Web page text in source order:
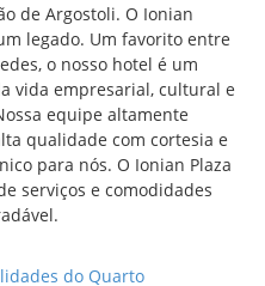
de Argostoli. O Ionian
legado. Um favorito entre
o nosso hotel é um
vida empresarial, cultural e
equipe altamente
qualidade com cortesia e
para nós. O Ionian Plaza
serviços e comodidades
do Quarto